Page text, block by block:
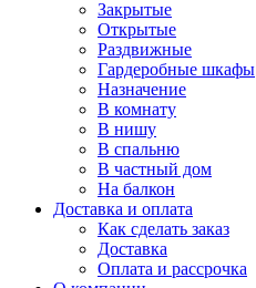
Закрытые
Открытые
Раздвижные
Гардеробные шкафы
Назначение
В комнату
В нишу
В спальню
В частный дом
На балкон
Доставка и оплата
Как сделать заказ
Доставка
Оплата и рассрочка